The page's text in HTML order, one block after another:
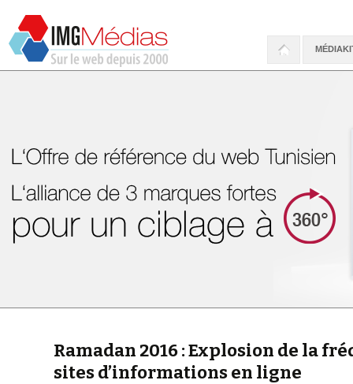
Ramadan 2016 : Explosion de la
sites d’informations en ligne